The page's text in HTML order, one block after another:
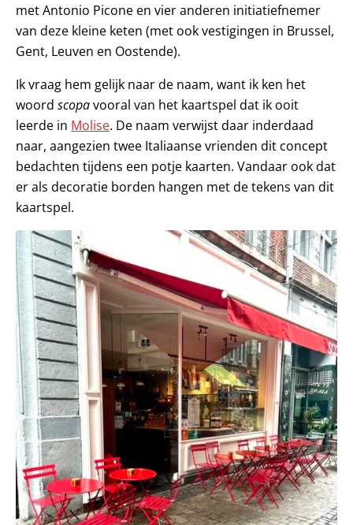
met Antonio Picone en vier anderen initiatiefnemer
van deze kleine keten (met ook vestigingen in Brussel,
Gent, Leuven en Oostende).
Ik vraag hem gelijk naar de naam, want ik ken het
woord scopavooral van het kaartspel dat ik ooit
leerde in Molise. De naam verwijst daar inderdaad
naar, aangezien twee Italiaanse vrienden dit concept
bedachten tijdens een potje kaarten. Vandaar ook dat
er als decoratie borden hangen met de tekens van dit
kaartspel.